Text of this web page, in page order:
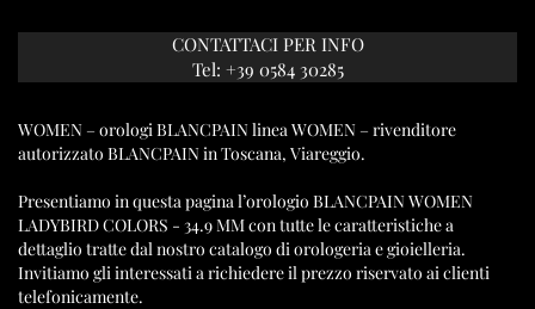
CONTATTACI PER INFO
Tel: +39 0584 30285
WOMEN – orologi BLANCPAIN linea WOMEN – rivenditore
autorizzato BLANCPAIN in Toscana, Viareggio.
Presentiamo in questa pagina l’orologio BLANCPAIN WOMEN
LADYBIRD COLORS - 34.9 MM con tutte le caratteristiche a
dettaglio tratte dal nostro catalogo di orologeria e gioielleria.
Invitiamo gli interessati a richiedere il prezzo riservato ai clienti
telefonicamente.